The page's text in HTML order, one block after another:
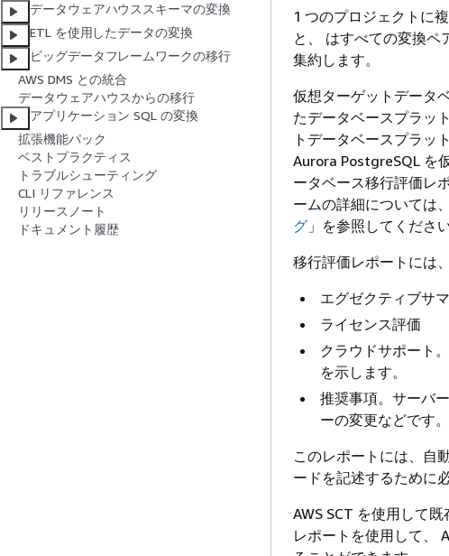
データウェアハウススキーマの変換
ETL を使用したデータの変換
ビッグデータフレームワークの移行
AWS DMS との統合
データウェアハウスからの移行
アプリケーション SQL の変換
拡張機能パック
ベストプラクティス
トラブルシューティング
CLI リファレンス
リリースノート
ドキュメント履歴
1 つのプロジェクトに
と、 はすべての変換ペ
集約します。
仮想ターゲットデータ
たデータベースプラッ
トデータベースプラッ
Aurora PostgreSQL を
ータベース移行評価レ
ームの詳細については
グ 」を参照してください
移行評価レポートには
エグゼクティブサ
ライセンス評価
クラウドサポート
を示します。
推奨事項。サーバ
ーの変更などです。
このレポートには、自
ードを記述するために
AWS SCT を使用して
レポートを使用して、